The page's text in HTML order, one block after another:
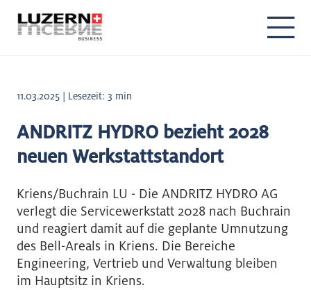
11.03.2025 | Lesezeit: 3 min
ANDRITZ HYDRO bezieht 2028
neuen Werkstattstandort
Kriens/Buchrain LU - Die ANDRITZ HYDRO AG
verlegt die Servicewerkstatt 2028 nach Buchrain
und reagiert damit auf die geplante Umnutzung
des Bell-Areals in Kriens. Die Bereiche
Engineering, Vertrieb und Verwaltung bleiben
im Hauptsitz in Kriens.